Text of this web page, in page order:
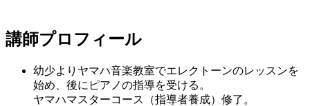
講師プロフィール
幼少よりヤマハ音楽教室でエレクトーンのレッスンを
始め、後にピアノの指導を受ける。
ヤマハマスターコース（指導者養成）修了。